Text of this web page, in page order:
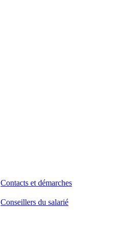
Contacts et démarches
Conseillers du salarié